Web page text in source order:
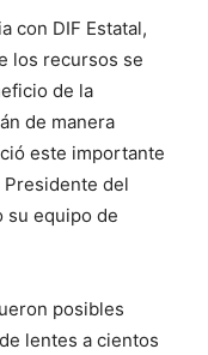
con DIF Estatal,
los recursos se
de la
de manera
este importante
Presidente del
su equipo de
posibles
lentes a cientos